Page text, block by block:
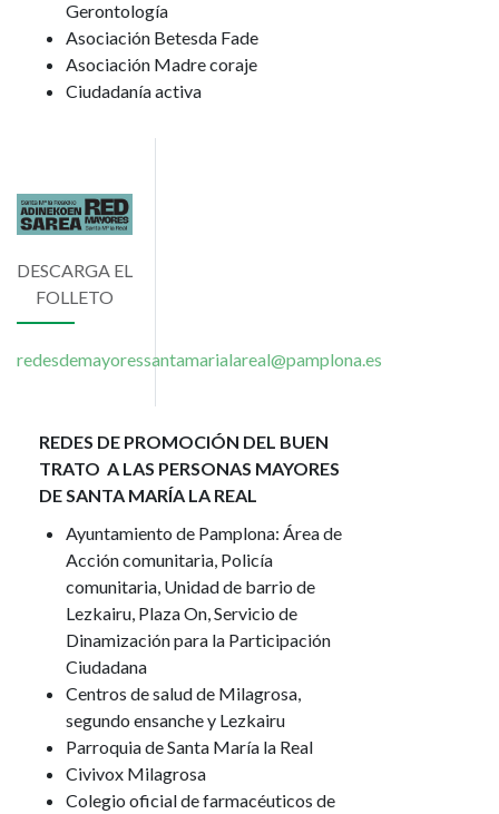
Gerontología
Asociación Betesda Fade
Asociación Madre coraje
Ciudadanía activa
Imagen
DESCARGA EL
FOLLETO
redesdemayoressantamarialareal@pamplona.es
REDES DE PROMOCIÓN DEL BUEN
TRATO A LAS PERSONAS MAYORES
DE SANTA MARÍA LA REAL
Ayuntamiento de Pamplona: Área de
Acción comunitaria, Policía
comunitaria, Unidad de barrio de
Lezkairu, Plaza On, Servicio de
Dinamización para la Participación
Ciudadana
Centros de salud de Milagrosa,
segundo ensanche y Lezkairu
Parroquia de Santa María la Real
Civivox Milagrosa
Colegio oficial de farmacéuticos de